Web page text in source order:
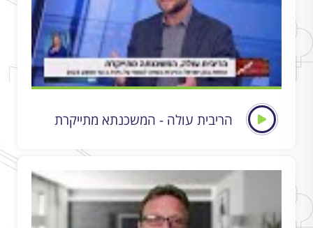
הריבית עולה - המשכנתא מתייקרת